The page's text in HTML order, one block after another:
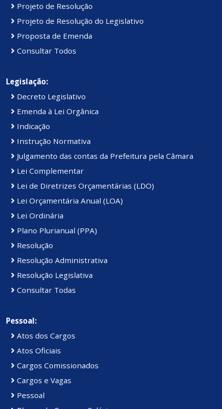
Projeto de Resolução
Projeto de Resolução do Legislativo
Proposta de Emenda
Consultar Todos
Legislação:
Decreto Legislativo
Emenda à Lei Orgânica
Indicação
Instrução Normativa
Julgamento das contas da Prefeitura pela Câmara
Lei Complementar
Lei de Diretrizes Orçamentárias (LDO)
Lei Orçamentária Anual (LOA)
Lei Ordinária
Plano Plurianual (PPA)
Resolução
Resolução Administrativa
Resolução Legislativa
Consultar Todas
Pessoal:
Atos dos Cargos
Atos Oficiais
Cargos Comissionados
Cargos e Vagas
Pessoal